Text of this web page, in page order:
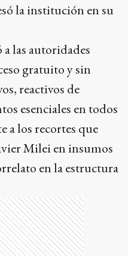
la institución en su
las autoridades
gratuito y sin
reactivos de
esenciales en todos
a los recortes que
Milei en insumos
en la estructura